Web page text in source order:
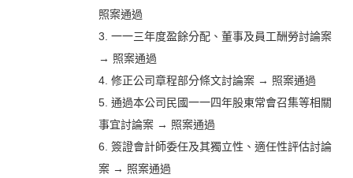
照案通過
3. 一一三年度盈餘分配、董事及員工酬勞討論案
→ 照案通過
4. 修正公司章程部分條文討論案 → 照案通過
5. 通過本公司民國一一四年股東常會召集等相關
事宜討論案 → 照案通過
6. 簽證會計師委任及其獨立性、適任性評估討論
案 → 照案通過